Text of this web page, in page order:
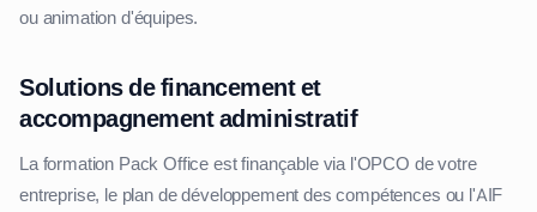
ou animation d'équipes.
Solutions de financement et
accompagnement administratif
La formation Pack Office est finançable via l'OPCO de votre
entreprise, le plan de développement des compétences ou l'AIF